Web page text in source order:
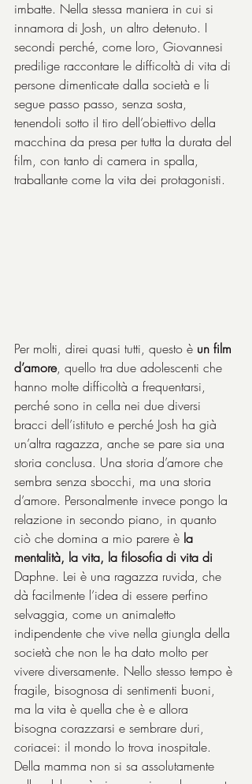
imbatte. Nella stessa maniera in cui si
innamora di Josh, un altro detenuto. I
secondi perché, come loro, Giovannesi
predilige raccontare le difficoltà di vita di
persone dimenticate dalla società e li
segue passo passo, senza sosta,
tenendoli sotto il tiro dell’obiettivo della
macchina da presa per tutta la durata del
film, con tanto di camera in spalla,
traballante come la vita dei protagonisti.
Per molti, direi quasi tutti, questo è un film
d’amore, quello tra due adolescenti che
hanno molte difficoltà a frequentarsi,
perché sono in cella nei due diversi
bracci dell’istituto e perché Josh ha già
un’altra ragazza, anche se pare sia una
storia conclusa. Una storia d’amore che
sembra senza sbocchi, ma una storia
d’amore. Personalmente invece pongo la
relazione in secondo piano, in quanto
ciò che domina a mio parere è la
mentalità, la vita, la filosofia di vita di
Daphne. Lei è una ragazza ruvida, che
dà facilmente l’idea di essere perfino
selvaggia, come un animaletto
indipendente che vive nella giungla della
società che non le ha dato molto per
vivere diversamente. Nello stesso tempo è
fragile, bisognosa di sentimenti buoni,
ma la vita è quella che è e allora
bisogna corazzarsi e sembrare duri,
coriacei: il mondo lo trova inospitale.
Della mamma non si sa assolutamente